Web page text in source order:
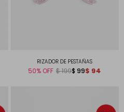
RIZADOR DE PESTAÑAS
50 $ 99
$199 $ 94